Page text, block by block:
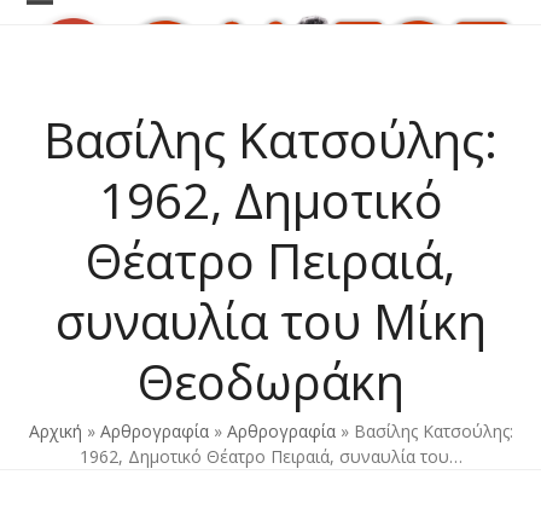
Skip
Open
Close
Βασίλης Κατσούλης:
1962, Δημοτικό
Θέατρο Πειραιά,
συναυλία του Μίκη
Θεοδωράκη
Αρχική » Αρθρογραφία» Αρθρογραφία» Βασίλης Κατσούλης:
1962, Δημοτικό Θέατρο Πειραιά, συναυλία του…